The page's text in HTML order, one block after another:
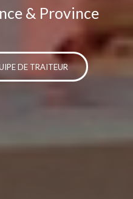
& Province
DE TRAITEUR